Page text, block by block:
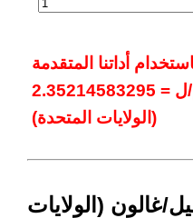
أداتنا المتقدمة
عبر الإنترنت.: 1 كم/ل = 2.35214583295 MPG
(الولايات المتحدة)
غالون (الولايات